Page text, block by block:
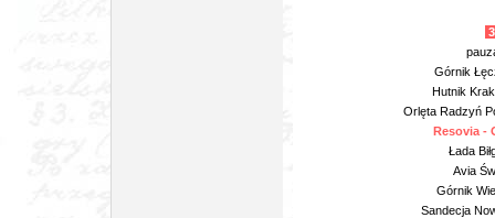
Górnik
Hutnik
Orlęta Radzyń
Resovia -
Łada
Avia
Górnik
Sandecja